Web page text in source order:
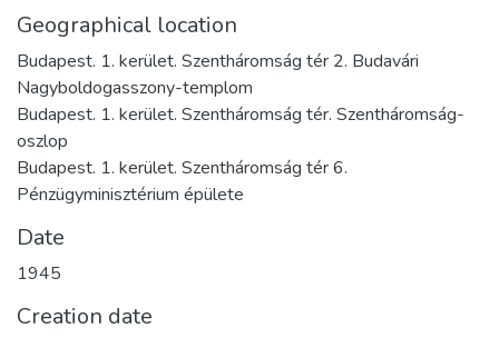
Geographical location
Budapest. 1. kerület. Szentháromság tér 2. Budavári
Nagyboldogasszony-templom
Budapest. 1. kerület. Szentháromság tér. Szentháromság-
oszlop
Budapest. 1. kerület. Szentháromság tér 6.
Pénzügyminisztérium épülete
Date
1945
Creation date